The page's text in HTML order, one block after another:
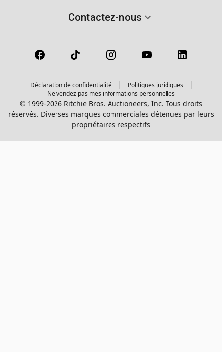
Contactez-nous
Déclaration de confidentialité
Politiques juridiques
Ne vendez pas mes informations personnelles
© 1999-2026 Ritchie Bros. Auctioneers, Inc. Tous droits
réservés. Diverses marques commerciales détenues par leurs
propriétaires respectifs